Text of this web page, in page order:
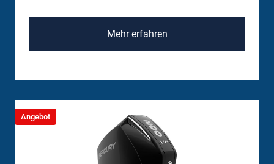
Mehr erfahren
Angebot